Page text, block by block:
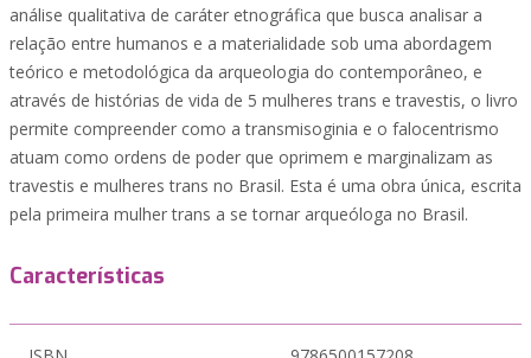
análise qualitativa de caráter etnográfica que busca analisar a
relação entre humanos e a materialidade sob uma abordagem
teórico e metodológica da arqueologia do contemporâneo, e
através de histórias de vida de 5 mulheres trans e travestis, o livro
permite compreender como a transmisoginia e o falocentrismo
atuam como ordens de poder que oprimem e marginalizam as
travestis e mulheres trans no Brasil. Esta é uma obra única, escrita
pela primeira mulher trans a se tornar arqueóloga no Brasil.
Características